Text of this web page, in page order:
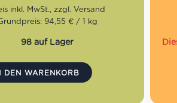
94,55 € / 1 kg
98 auf Lager
DEN WARENKORB